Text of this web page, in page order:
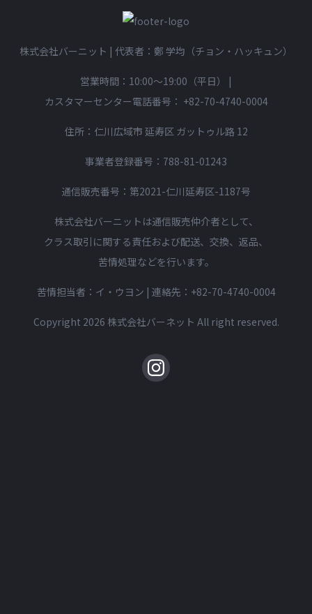
株式会社バーニット | 代表者：鄭 学均（チョン・ハッキュン）
営業時間：10:00〜19:00（平日）
|
カスタマーセンター電話番号： +82-70-4740-0004
住所：仁川広域市 延寿区 ガットゥル路 12
事業者登録番号：788-81-01243
通信販売番号：第2021-仁川延寿区-1187号
株式会社バーニットは通信販売仲介者として、
クラス取引に関する責任および配送、交換、返品、
苦情処理などを行います。
苦情担当者：イ・ウヨン | 連絡先： +82-70-4740-0004
Copyright 2026 株式会社バーネット All right reserved.